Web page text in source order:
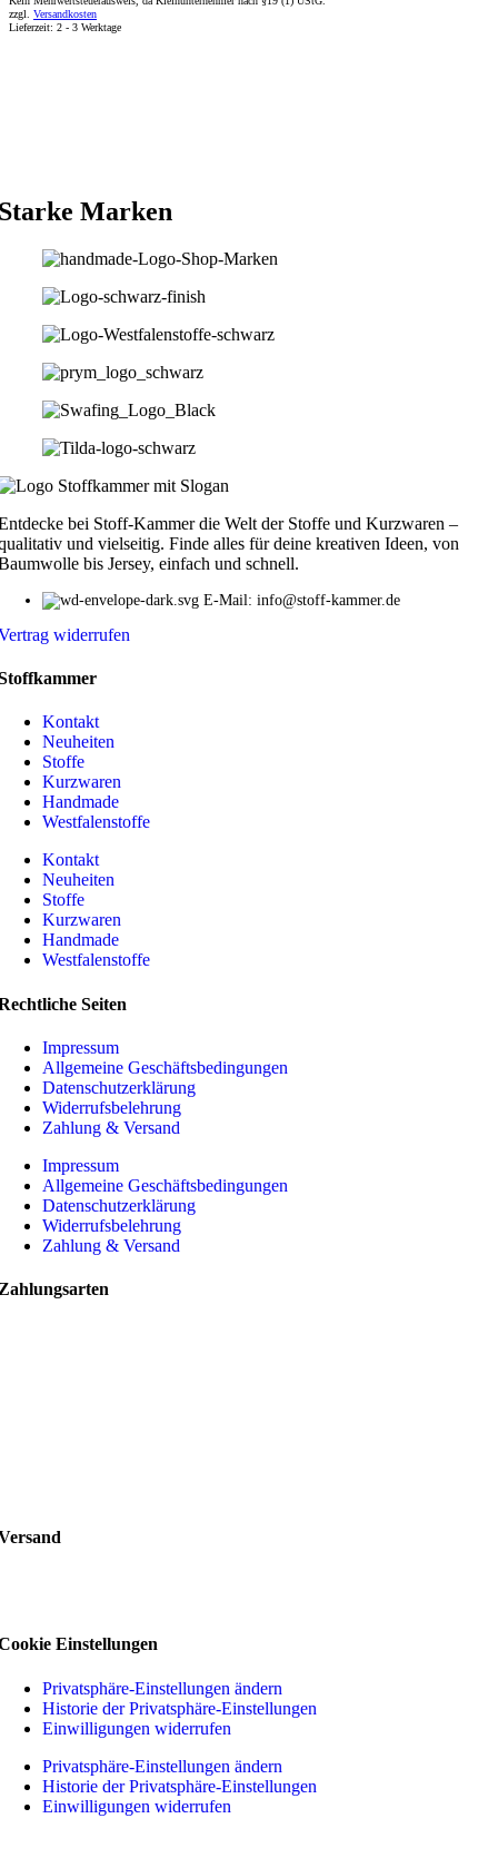
zzgl. Versandkosten
Lieferzeit: 2 - 3 Werktage
Marken
bei Stoff-Kammer die Welt der Stoffe und Kurzwaren –
und vielseitig. Finde alles für deine kreativen Ideen, von
bis Jersey, einfach und schnell.
E-Mail: info@stoff-kammer.de
widerrufen
Kontakt
Neuheiten
Stoffe
Kurzwaren
Handmade
Westfalenstoffe
Kontakt
Neuheiten
Stoffe
Kurzwaren
Handmade
Westfalenstoffe
Seiten
Impressum
Allgemeine Geschäftsbedingungen
Datenschutzerklärung
Widerrufsbelehrung
Zahlung & Versand
Impressum
Allgemeine Geschäftsbedingungen
Datenschutzerklärung
Widerrufsbelehrung
Zahlung & Versand
Einstellungen
Privatsphäre-Einstellungen ändern
Historie der Privatsphäre-Einstellungen
Einwilligungen widerrufen
Privatsphäre-Einstellungen ändern
Historie der Privatsphäre-Einstellungen
Einwilligungen widerrufen